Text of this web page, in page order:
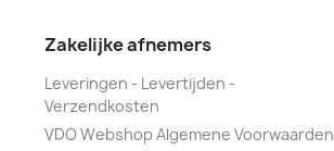
Zakelijke afnemers
Leveringen - Levertijden -
Verzendkosten
VDO Webshop Algemene Voorwaarden